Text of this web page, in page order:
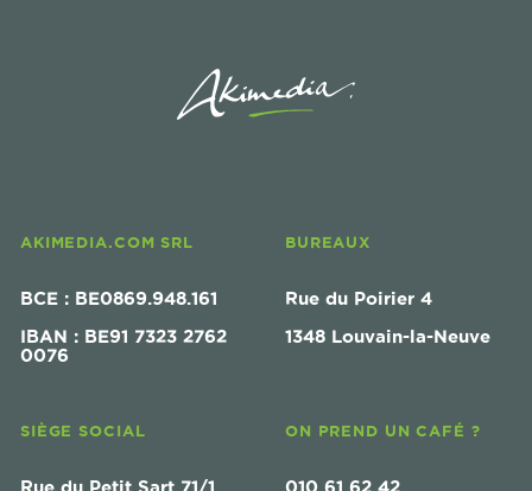
AKIMEDIA.COM SRL
BCE : BE0869.948.161
IBAN : BE91 7323 2762
0076
BUREAUX
Rue du Poirier 4
1348 Louvain-la-Neuve
SIÈGE SOCIAL ON PREND UN CAFÉ ?